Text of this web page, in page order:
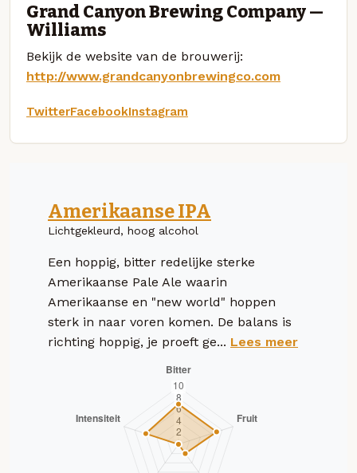
Grand Canyon Brewing Company —
Williams
Bekijk de website van de brouwerij:
http://www.grandcanyonbrewingco.com
TwitterFacebookInstagram
Amerikaanse IPA
Lichtgekleurd, hoog alcohol
Een hoppig, bitter redelijke sterke
Amerikaanse Pale Ale waarin
Amerikaanse en "new world" hoppen
sterk in naar voren komen. De balans is
richting hoppig, je proeft ge... Lees meer